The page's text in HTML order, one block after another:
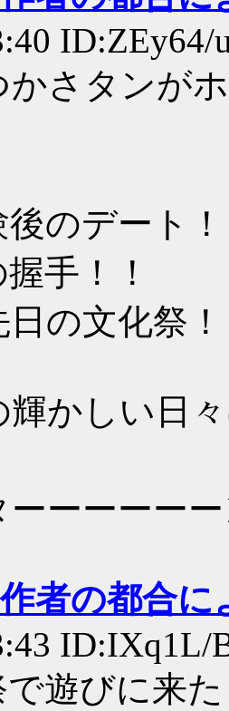
ID:ZEy64/
かさタンが
のデート！
手！！
日の文化祭
輝かしい日
ーーーー
作者の都合に
ID:IXq1L/
で遊びに来